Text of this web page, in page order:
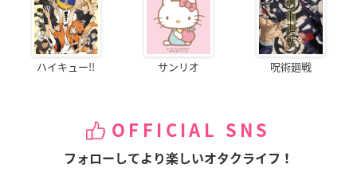
ハイキュー!! サンリオ 呪術廻戦
OFFICIAL SNS
フォローしてより楽しいオタクライフ！